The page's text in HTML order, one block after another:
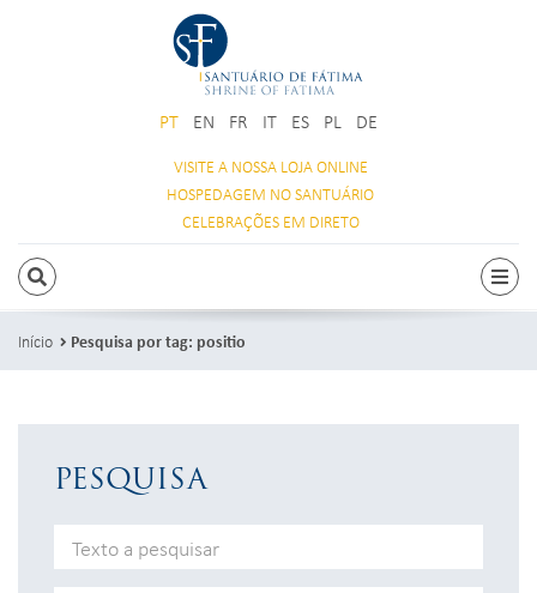
PT EN FR IT ES PL DE
VISITE A NOSSA LOJA ONLINE
HOSPEDAGEM NO SANTUÁRIO
CELEBRAÇÕES EM DIRETO
PESQUISAR
Início Pesquisa por tag: positio
PESQUISA